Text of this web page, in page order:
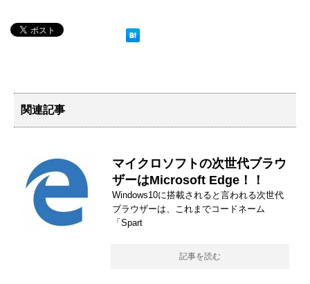
関連記事
マイクロソフトの次世代ブラウ
ザーはMicrosoft Edge！！
Windows10に搭載されると言われる次世代
ブラウザーは、これまでコードネーム
「Spart
記事を読む